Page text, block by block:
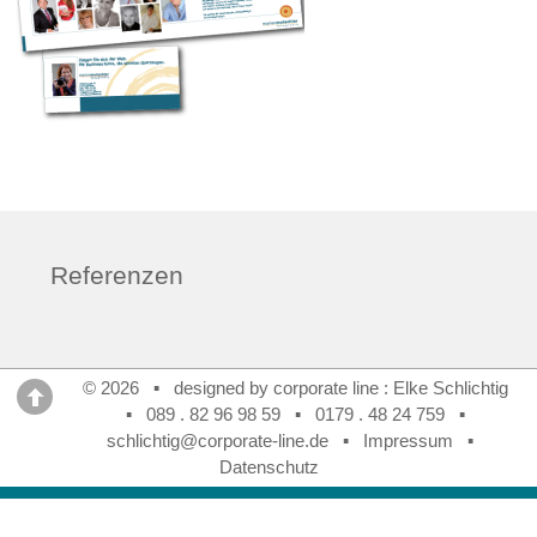
Referenzen
© 2026 ▪ designed by corporate line : Elke Schlichtig
▪ 089 . 82 96 98 59▪ 0179 . 48 24 759▪
schlichtig@corporate-line.de ▪ Impressum ▪
Datenschutz